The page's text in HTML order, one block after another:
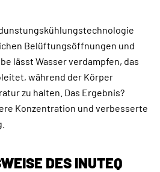
Belüftungsöffnungen und
lässt Wasser verdampfen, das
während der Körper
zu halten. Das Ergebnis?
Konzentration und verbesserte
DES INUTEQ